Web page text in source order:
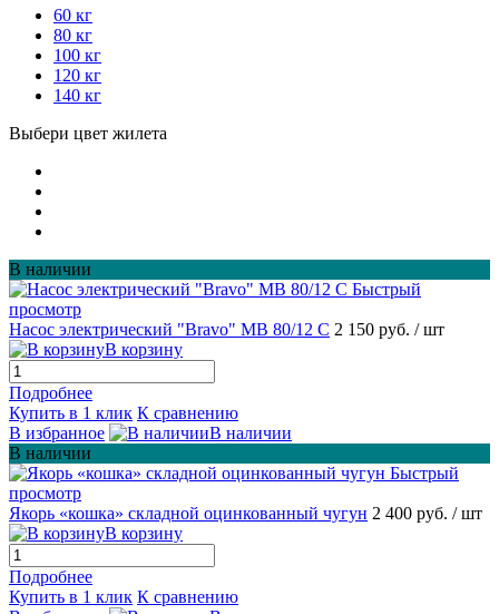
60 кг
80 кг
100 кг
120 кг
140 кг
Выбери цвет жилета
В наличии
Быстрый
просмотр
Насос электрический "Bravo" MB 80/12 С 2 150 руб. / шт
В корзину
Подробнее
Купить в 1 клик К сравнению
В избранное
В наличии
В наличии
Быстрый
просмотр
Якорь «кошка» складной оцинкованный чугун 2 400 руб. / шт
В корзину
Подробнее
Купить в 1 клик К сравнению